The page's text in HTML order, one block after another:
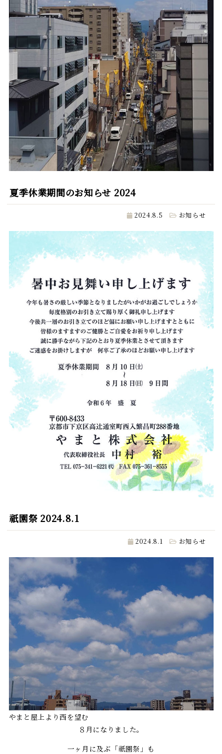
夏季休業期間のお知らせ 2024
2024.8.5 お知らせ
祇園祭 2024.8.1
2024.8.1 お知らせ
やまと屋上より西を望む
８月になりました。
一ヶ月に及ぶ「祇園祭」も